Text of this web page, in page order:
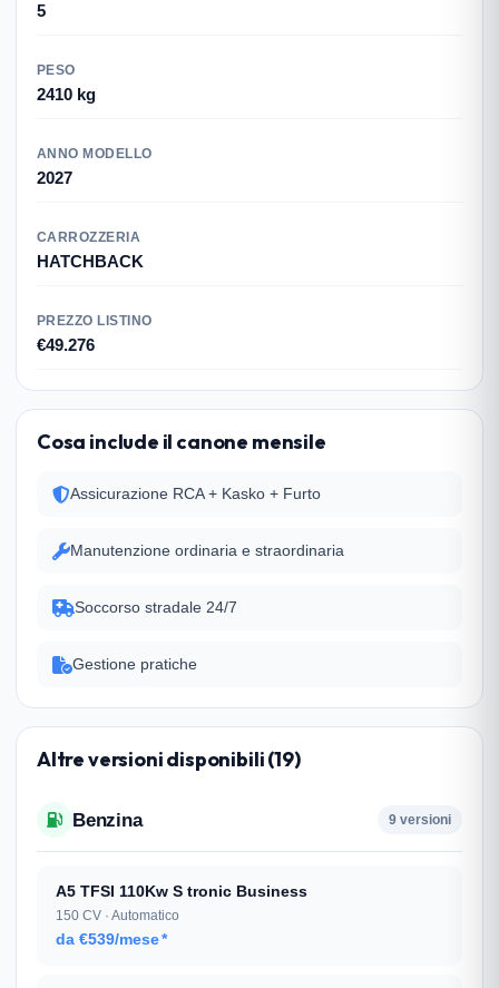
5
PESO
2410 kg
ANNO MODELLO
2027
CARROZZERIA
HATCHBACK
PREZZO LISTINO
€49.276
Cosa include il canone mensile
Assicurazione RCA + Kasko + Furto
Manutenzione ordinaria e straordinaria
Soccorso stradale 24/7
Gestione pratiche
Altre versioni disponibili (19)
Benzina 9 versioni
A5 TFSI 110Kw S tronic Business
150 CV · Automatico
da €539/mese*